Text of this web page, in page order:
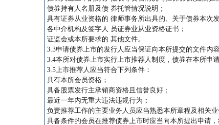
债券持有人名册及债 券托管情况说明；
具有证券从业资格的 律师事务所出具的、关于债券本次
各中介机构及签字人 员证券业从业资格证书；
证监会或本所要求的 其他文件。
3.3申请债券上市的发行人应当保证向本所提交的文件内
3.4本所对债券上市实行上市推荐人制度，债券在本所申
3.5上市推荐人应当符合下列条件：
具有本所会员资格；
具备股票发行主承销商资格且信誉良好；
最近一年内无重大违法违规行为；
负责推荐工作的主要业务人员应当熟悉本所章程及相关
具备条件的会员在推荐债券上市时应当向本所提出申请